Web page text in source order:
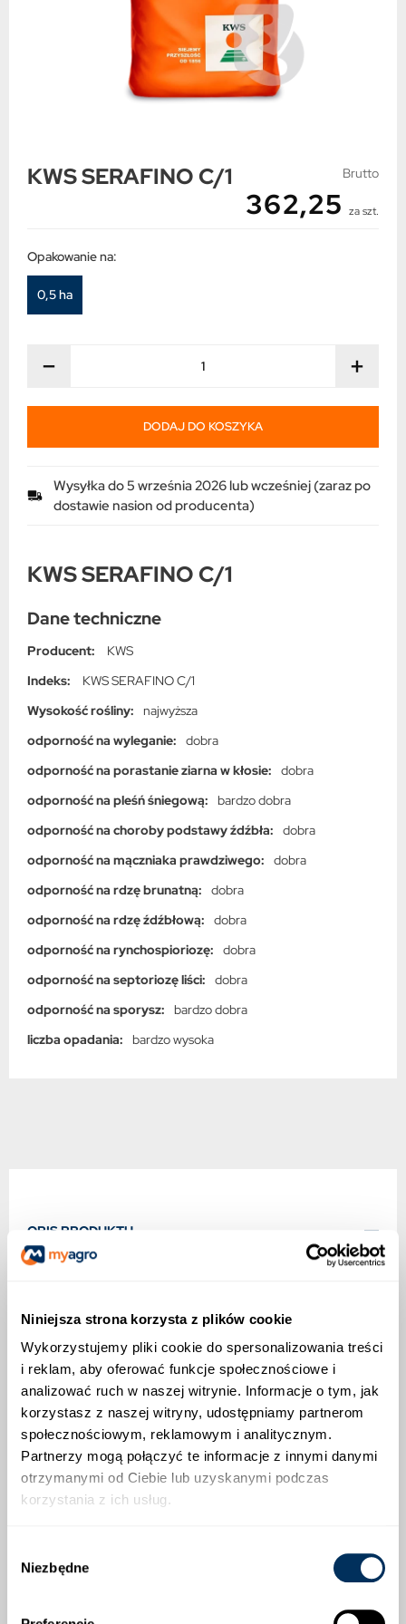
Niniejsza strona korzysta z plików cookie
Wykorzystujemy pliki cookie do spersonalizowania treści
i reklam, aby oferować funkcje społecznościowe i
analizować ruch w naszej witrynie. Informacje o tym, jak
korzystasz z naszej witryny, udostępniamy partnerom
społecznościowym, reklamowym i analitycznym.
Partnerzy mogą połączyć te informacje z innymi danymi
otrzymanymi od Ciebie lub uzyskanymi podczas
korzystania z ich usług.
zgody
Niezbędne
KWS SERAFINO C/1
Dane techniczne
Producent:
KWS
Indeks:
KWS SERAFINO C/1
Wysokość rośliny:
najwyższa
odporność na wyleganie:
dobra
odporność na porastanie ziarna w kłosie:
dobra
odporność na pleśń śniegową:
bardzo dobra
odporność na choroby podstawy źdźbła:
dobra
odporność na mączniaka prawdziwego:
dobra
odporność na rdzę brunatną:
dobra
odporność na rdzę źdźbłową:
dobra
odporność na rynchospioriozę:
dobra
odporność na septoriozę liści:
dobra
odporność na sporysz:
bardzo dobra
liczba opadania:
bardzo wysoka
KWS SERAFINO C/1 Brutto
362,25 za szt.
Opakowanie na:
0,5 ha
− +
DODAJ DO KOSZYKA
Wysyłka do 5 września 2026 lub wcześniej (zaraz po
dostawie nasion od producenta)
OPIS PRODUKTU
Wytrzymałe na stres suszy
„Klasyk” w naszej ofercie — od lat bardzo popularna
odmiana, szeroko sprawdzona w praktyce rolniczej.
Dobry wybór dla lokalizacji z okresowymi
niedoborami wody.
Bardzo korzystny i wyrównany profil odporności w
pełnym zakresie chorób.
ZAPRAWA NASION
[UZUPEŁNIJ NAZWĘ ZAPRAWY NASION]